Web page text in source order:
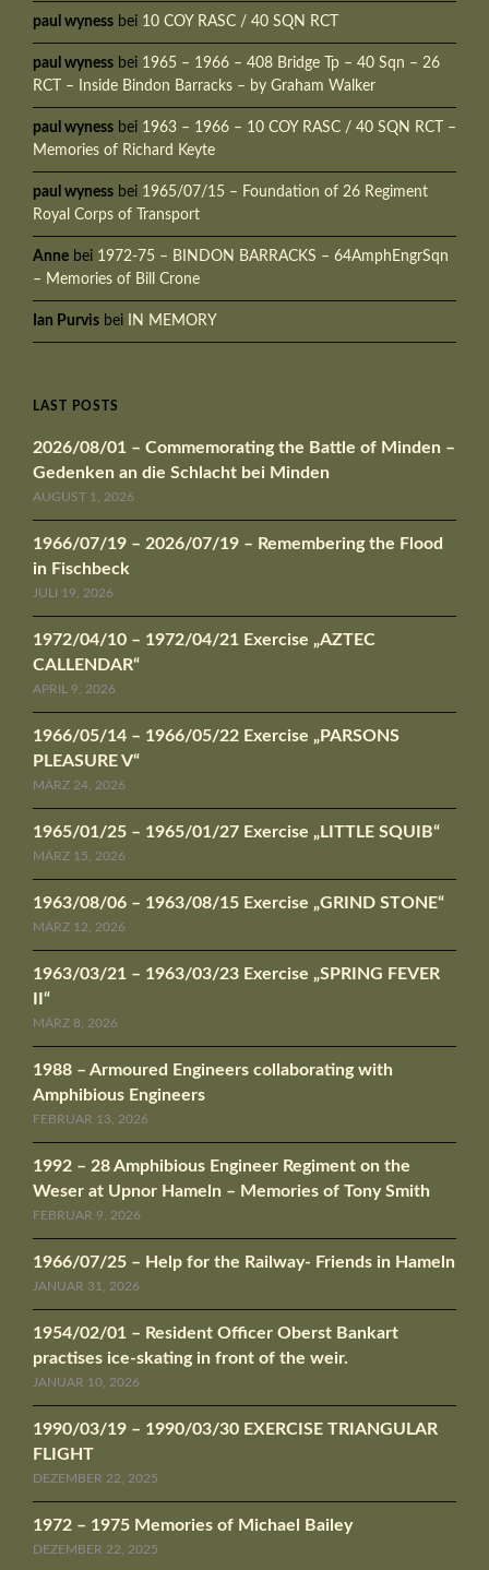
paul wyness bei 10 COY RASC / 40 SQN RCT
paul wyness bei 1965 – 1966 – 408 Bridge Tp – 40 Sqn – 26
RCT – Inside Bindon Barracks – by Graham Walker
paul wyness bei 1963 – 1966 – 10 COY RASC / 40 SQN RCT –
Memories of Richard Keyte
paul wyness bei 1965/07/15 – Foundation of 26 Regiment
Royal Corps of Transport
Anne bei 1972-75 – BINDON BARRACKS – 64AmphEngrSqn
– Memories of Bill Crone
Ian Purvis bei IN MEMORY
LAST POSTS
2026/08/01 – Commemorating the Battle of Minden –
Gedenken an die Schlacht bei Minden
AUGUST 1, 2026
1966/07/19 – 2026/07/19 – Remembering the Flood
in Fischbeck
JULI 19, 2026
1972/04/10 – 1972/04/21 Exercise „AZTEC
CALLENDAR“
APRIL 9, 2026
1966/05/14 – 1966/05/22 Exercise „PARSONS
PLEASURE V“
MÄRZ 24, 2026
1965/01/25 – 1965/01/27 Exercise „LITTLE SQUIB“
MÄRZ 15, 2026
1963/08/06 – 1963/08/15 Exercise „GRIND STONE“
MÄRZ 12, 2026
1963/03/21 – 1963/03/23 Exercise „SPRING FEVER
II“
MÄRZ 8, 2026
1988 – Armoured Engineers collaborating with
Amphibious Engineers
FEBRUAR 13, 2026
1992 – 28 Amphibious Engineer Regiment on the
Weser at Upnor Hameln – Memories of Tony Smith
FEBRUAR 9, 2026
1966/07/25 – Help for the Railway- Friends in Hameln
JANUAR 31, 2026
1954/02/01 – Resident Officer Oberst Bankart
practises ice-skating in front of the weir.
JANUAR 10, 2026
1990/03/19 – 1990/03/30 EXERCISE TRIANGULAR
FLIGHT
DEZEMBER 22, 2025
1972 – 1975 Memories of Michael Bailey
DEZEMBER 22, 2025